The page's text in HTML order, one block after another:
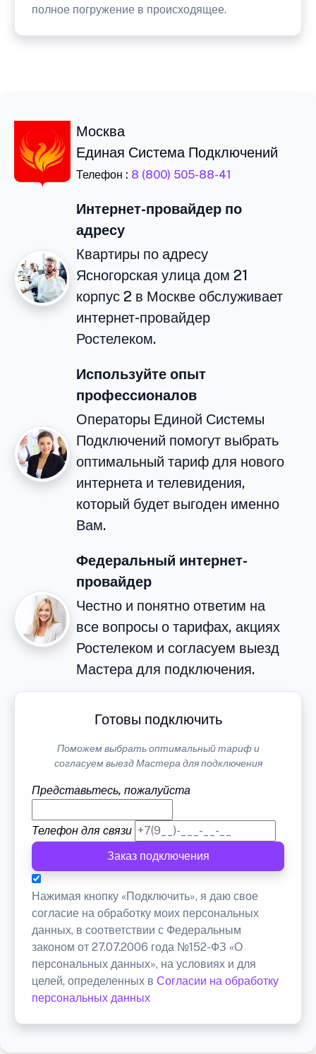
полное погружение в происходящее.
Москва
Единая Система Подключений
Телефон : 8 (800) 505-88-41
Интернет-провайдер по
адресу
Квартиры по адресу
Ясногорская улица дом 21
корпус 2 в Москве обслуживает
интернет-провайдер
Ростелеком.
Используйте опыт
профессионалов
Операторы Единой Системы
Подключений помогут выбрать
оптимальный тариф для нового
интернета и телевидения,
который будет выгоден именно
Вам.
Федеральный интернет-
провайдер
Честно и понятно ответим на
все вопросы о тарифах, акциях
Ростелеком и согласуем выезд
Мастера для подключения.
Готовы подключить
Поможем выбрать оптимальный тариф и
согласуем выезд Мастера для подключения
Представьтесь, пожалуйста
Телефон для связи
Заказ подключения
Нажимая кнопку «Подключить», я даю свое
согласие на обработку моих персональных
данных, в соответствии с Федеральным
законом от 27.07.2006 года №152-ФЗ «О
персональных данных», на условиях и для
целей, определенных в Согласии на обработку
персональных данных